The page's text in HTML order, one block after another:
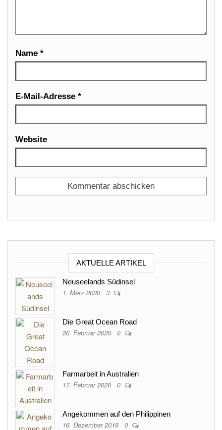
Name *
E-Mail-Adresse *
Website
AKTUELLE ARTIKEL
Neuseelands Südinsel
1. März 2020 3
Die Great Ocean Road
20. Februar 2020 0
Farmarbeit in Australien
17. Februar 2020 0
Angekommen auf den Philippinen
16. Dezember 2019 0